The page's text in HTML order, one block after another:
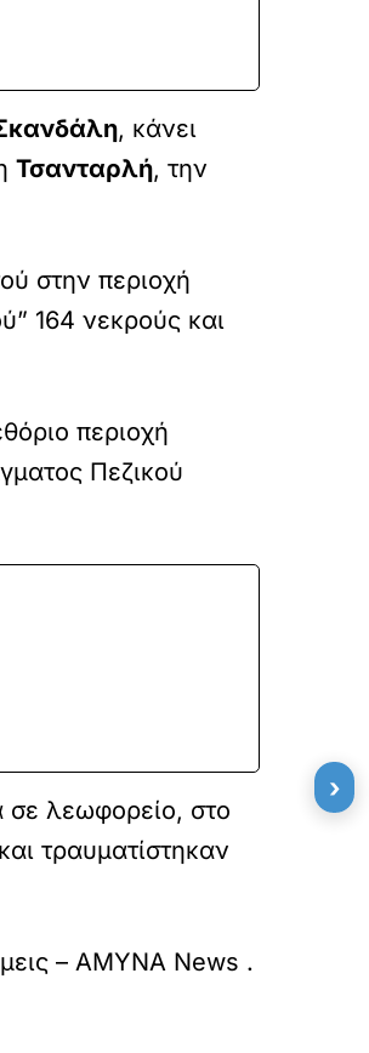
, κάνει
Τσανταρλή, την
στην περιοχή
164 νεκρούς και
περιοχή
Πεζικού
σε λεωφορείο, στο
τραυματίστηκαν
– ΑΜΥΝΑ News .
›